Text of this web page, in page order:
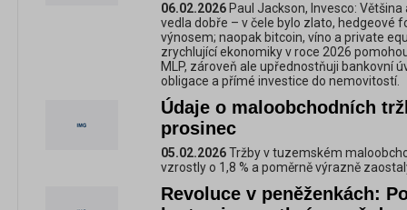
06.02.2026 Paul Jackson, Invesco:
vedla dobře – v čele bylo zlato, hedgeové
výnosem; naopak bitcoin, víno a private
zrychlující ekonomiky v roce 2026
MLP, zároveň ale upřednostňuji bankovní
obligace a přímé investice do nemovitostí.
Údaje o maloobchodních
prosinec
05.02.2026Tržby v tuzemském
vzrostly o 1,8 % a poměrně výrazně
Revoluce v peněženkách: